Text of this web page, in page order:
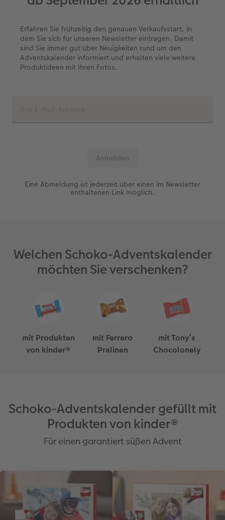
Fotobuch erstellen
Neuheiten
Neuheiten
Extras
Neuheiten
Extras
Retro Minis
Neuheiten
CEWE myPhotos
Neuheiten
CEWE Magazin
Neuheiten
Erfahren Sie frühzeitig den genauen Verkaufsstart, in
dem Sie sich für unseren Newsletter eintragen. Damit
sind Sie immer gut über Neuigkeiten rund um den
Adventskalender informiert und erhalten viele weitere
Produktideen mit Ihren Fotos.
Eine Abmeldung ist jederzeit über einen im Newsletter
enthaltenen Link möglich.
Welchen Schoko-Adventskalender
möchten Sie verschenken?
mit Produkten
von kinder®
mit Ferrero
Pralinen
mit Tony’s
Chocolonely
Schoko-Adventskalender gefüllt mit
Produkten von kinder®
Für einen garantiert süßen Advent